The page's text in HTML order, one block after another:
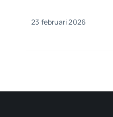
23 februari 2026